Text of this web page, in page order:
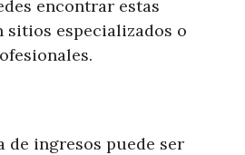
encontrar estas
sitios especializados o
de ingresos puede ser